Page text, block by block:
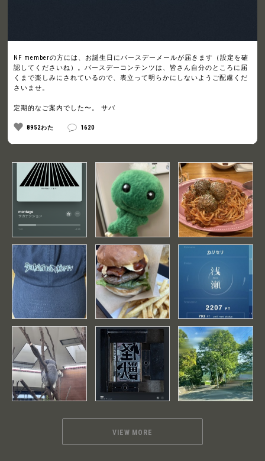
NF memberの方には、お誕生日にバースデーメールが届きます（設定を確
認してくださいね）。バースデーコンテンツは、皆さん自分のところに届
くまで楽しみにされているので、表立って明らかにしないようご配慮くだ
さいませ。
定期的なご案内でした〜。 サバ
8952わた 1620
VIEW MORE